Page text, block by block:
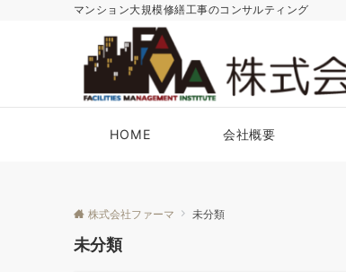
マンション大規模修繕工事のコンサルティング
HOME 会社概要
株式会社ファーマ 未分類
未分類